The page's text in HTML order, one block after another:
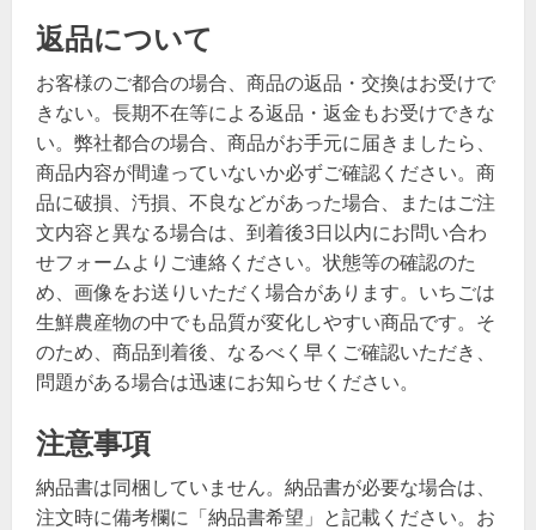
返品について
お客様のご都合の場合、商品の返品・交換はお受けで
きない。長期不在等による返品・返金もお受けできな
い。弊社都合の場合、商品がお手元に届きましたら、
商品内容が間違っていないか必ずご確認ください。商
品に破損、汚損、不良などがあった場合、またはご注
文内容と異なる場合は、到着後3日以内にお問い合わ
せフォームよりご連絡ください。状態等の確認のた
め、画像をお送りいただく場合があります。いちごは
生鮮農産物の中でも品質が変化しやすい商品です。そ
のため、商品到着後、なるべく早くご確認いただき、
問題がある場合は迅速にお知らせください。
注意事項
納品書は同梱していません。納品書が必要な場合は、
注文時に備考欄に「納品書希望」と記載ください。お